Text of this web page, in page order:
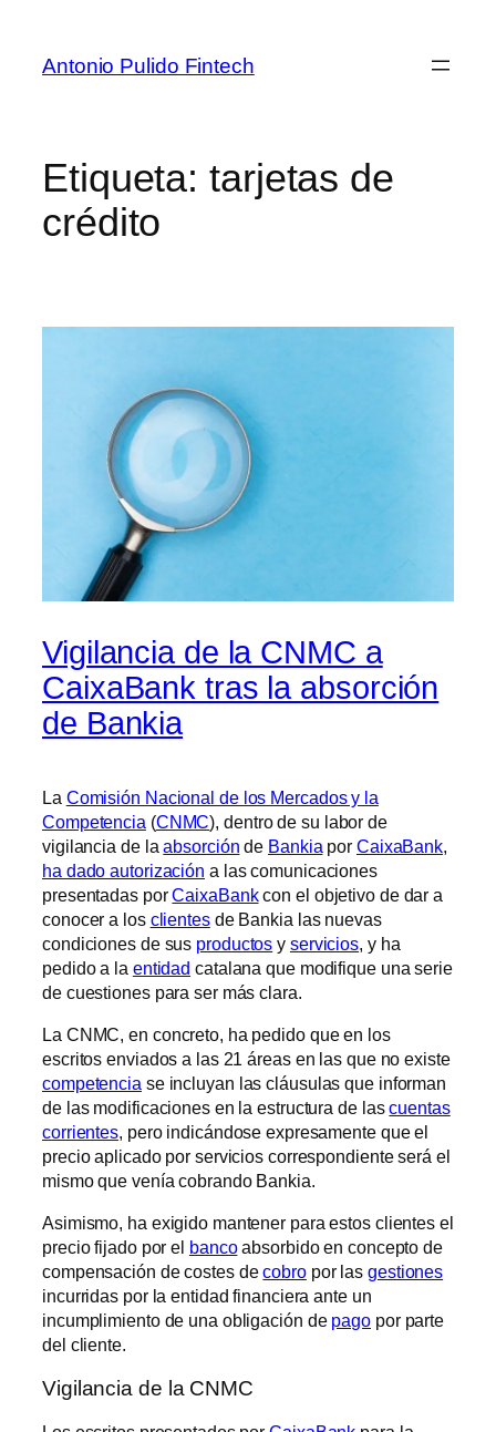
Antonio Pulido Fintech
Etiqueta: tarjetas de
crédito
Vigilancia de la CNMC a
CaixaBank tras la absorción
de Bankia
La Comisión Nacional de los Mercados y la
Competencia (CNMC), dentro de su labor de
vigilancia de laabsorción de Bankia por CaixaBank,
ha dado autorización a las comunicaciones
presentadas porCaixaBankcon el objetivo de dar a
conocer a los clientesde Bankia las nuevas
condiciones de sus productos y servicios, y ha
pedido a la entidad catalana que modifique una serie
de cuestiones para ser más clara.
La CNMC, en concreto, ha pedido que en los
escritos enviados a las 21 áreas en las que no existe
competencia se incluyan las cláusulas que informan
de las modificaciones en la estructura de lascuentas
corrientes, pero indicándose expresamente que el
precio aplicado por servicios correspondiente será el
mismo que venía cobrando Bankia.
Asimismo, ha exigido mantener para estos clientes el
precio fijado por el bancoabsorbido en concepto de
compensación de costes decobropor lasgestiones
incurridas por la entidad financiera ante un
incumplimiento de una obligación de pago por parte
del cliente.
Vigilancia de la CNMC